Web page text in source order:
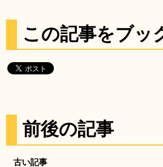
この記事をブッ
前後の記事
古い記事